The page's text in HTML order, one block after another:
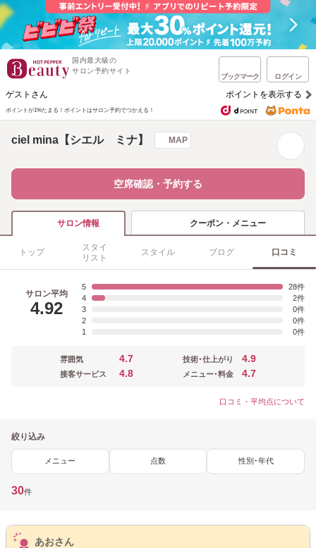
国内最大級の
サロン予約サイト
ブックマーク ログイン
ゲストさん ポイントを表示する
ポイントが1%たまる！ ポイントはサロン予約でつかえる！
ciel mina【シエル ミナ】 MAP
空席確認・予約する
サロン情報 クーポン・メニュー
トップ
スタイ
リスト
スタイル ブログ 口コミ
サロン平均
4.92
5
28
4
2
3
0
2
0
1
0
雰囲気 4.7
接客サービス 4.8
技術･仕上がり 4.9
メニュー･料金 4.7
口コミ・平均点について
絞り込み
メニュー 点数 性別･年代
30件
サロンPick Up
あおさん